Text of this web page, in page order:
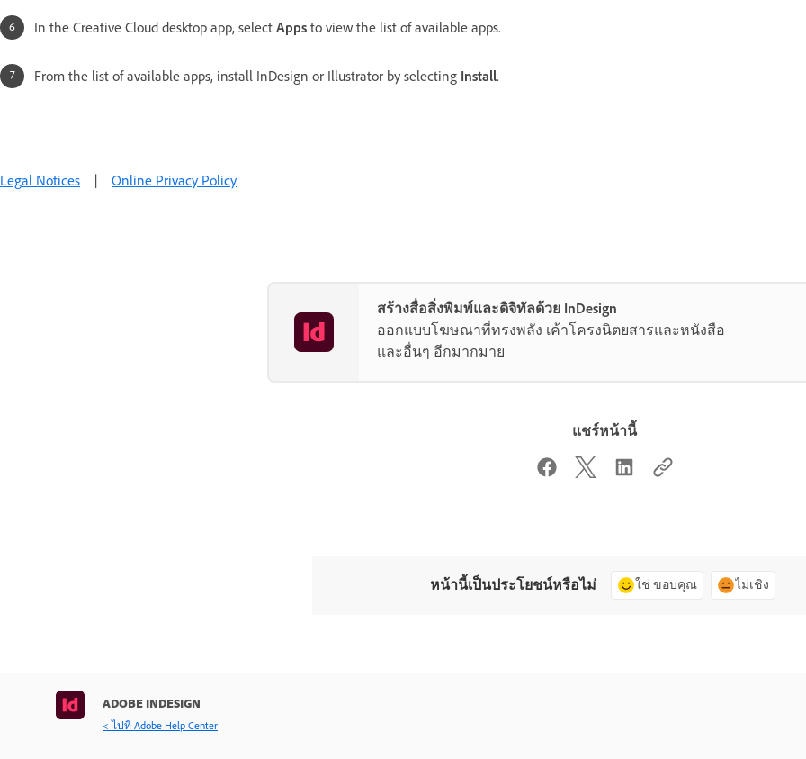
In the Creative Cloud desktop app, select Apps to view the list of available apps.
From the list of available apps, install InDesign or Illustrator by selecting Install.
Legal Notices | Online Privacy Policy
สร้างสื่อสิ่งพิมพ์และดิจิทัลด้วย InDesign
ออกแบบโฆษณาที่ทรงพลัง เค้าโครงนิตยสารและหนังสือ
และอื่นๆ อีกมากมาย
แชร์หน้านี้
หน้านี้เป็นประโยชน์หรือไม่ ใช่ ขอบคุณ ไม่เชิง
ADOBE INDESIGN
< ไปที่ Adobe Help Center